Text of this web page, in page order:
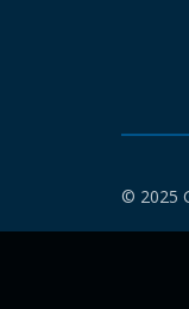
© 2025